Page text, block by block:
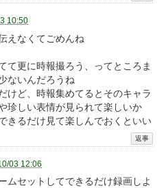
10:50
えなくてごめんね
て更に時報撮ろう、ってところま
ないんだろうね
けど、時報集めてるとそのキャラ
珍しい表情が見られて楽しいか
きるだけ見て楽しんでおくといい
03 12:06
ムセットしてできるだけ録画しよ